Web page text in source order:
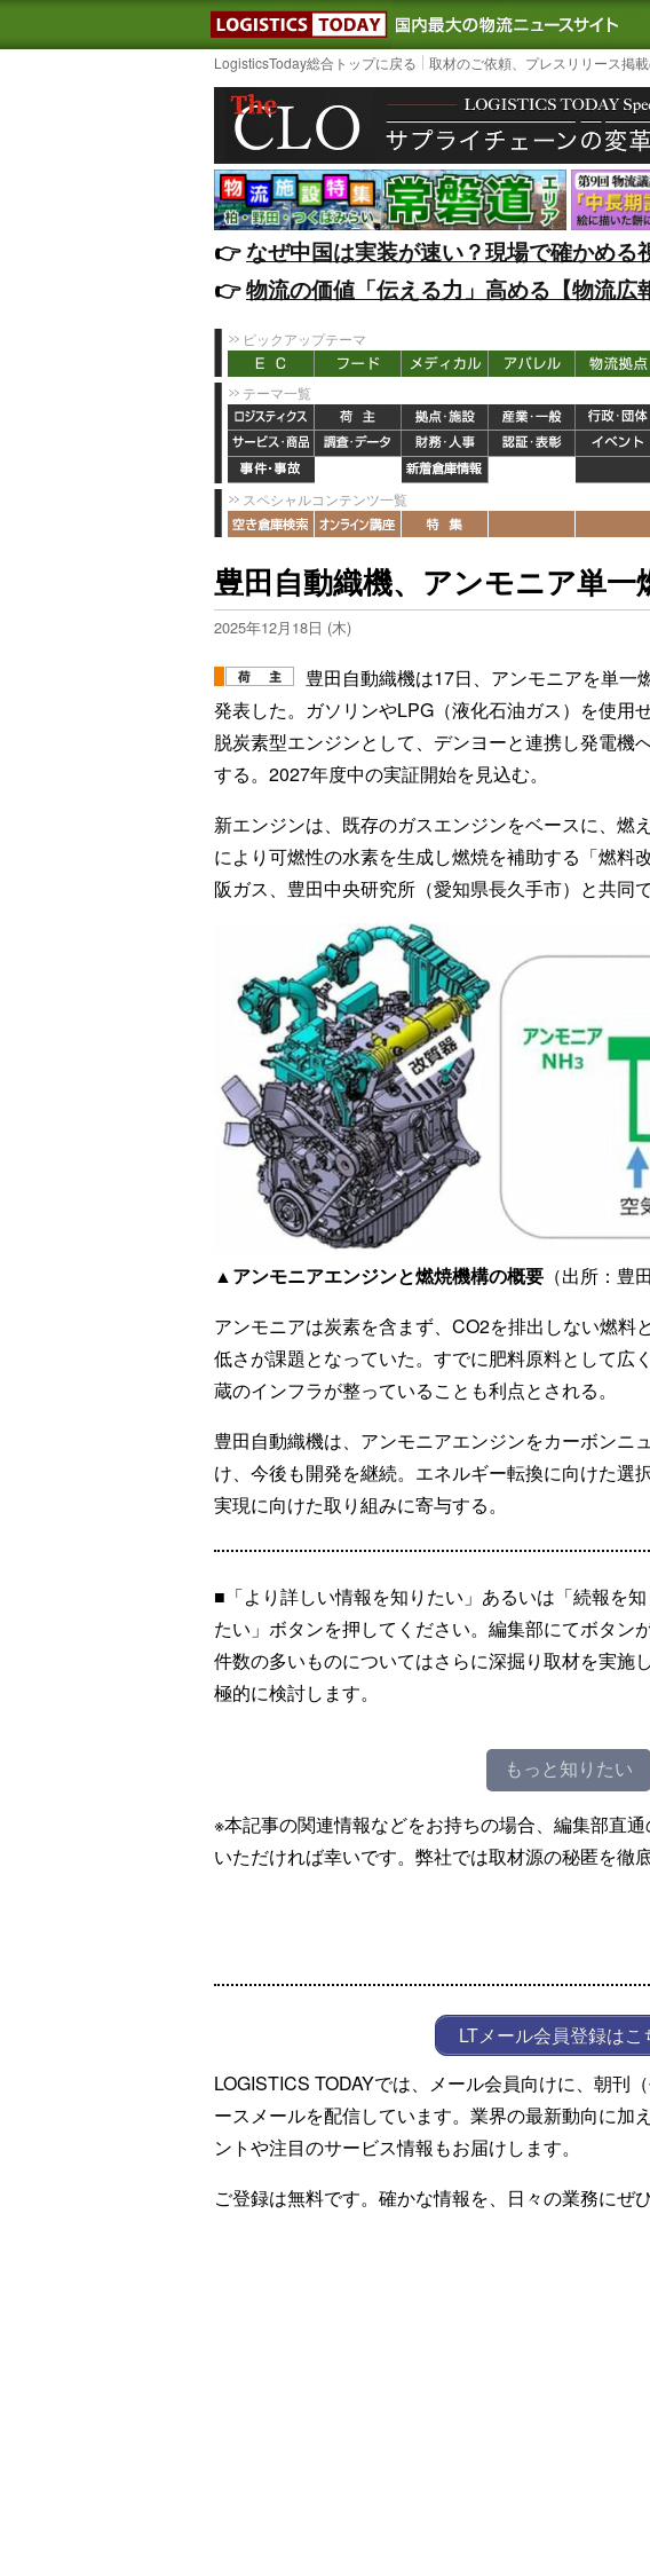
LOGISTICS TODAY｜国内最大
LogisticsToday総合トップに戻る 取材のご依頼、プレスリリース掲
👉️なぜ中国は実装が速い？現場で確かめる
👉️物流の価値「伝える力」高める【物流広
ピックアップテーマ
テーマ一覧
スペシャルコンテンツ一覧
豊田自動織機、アンモニア単
2025年12月18日 (木)
豊田自動織機は17日、アンモニアを単一
発表した。ガソリンやLPG（液化石油ガス）を使用
脱炭素型エンジンとして、デンヨーと連携し発電機
する。2027年度中の実証開始を見込む。
新エンジンは、既存のガスエンジンをベースに、燃
により可燃性の水素を生成し燃焼を補助する「燃料
阪ガス、豊田中央研究所（愛知県長久手市）と共同
▲アンモニアエンジンと燃焼機構の概要 （出所：豊
アンモニアは炭素を含まず、CO2を排出しない燃料
低さが課題となっていた。すでに肥料原料として広
蔵のインフラが整っていることも利点とされる。
豊田自動織機は、アンモニアエンジンをカーボンニ
け、今後も開発を継続。エネルギー転換に向けた選
実現に向けた取り組みに寄与する。
■「より詳しい情報を知りたい」あるいは「続報を
たい」ボタンを押してください。編集部にてボタン
件数の多いものについてはさらに深掘り取材を実施
極的に検討します。
もっと知りたい
※本記事の関連情報などをお持ちの場合、編集部直
いただければ幸いです。弊社では取材源の秘匿を徹
LTメール会員登録はこ
LOGISTICS TODAYでは、メール会員向けに、朝刊
ースメールを配信しています。業界の最新動向に加
ントや注目のサービス情報もお届けします。
ご登録は無料です。確かな情報を、日々の業務にぜ